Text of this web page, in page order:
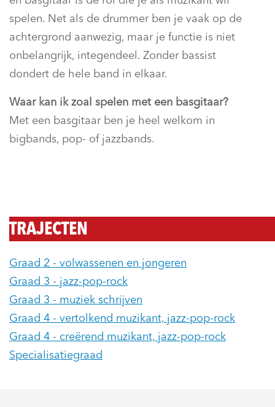
spelen. Net als de drummer ben je vaak op de
achtergrond aanwezig, maar je functie is niet
onbelangrijk, integendeel. Zonder bassist
dondert de hele band in elkaar.
Waar kan ik zoal spelen met een basgitaar?
Met een basgitaar ben je heel welkom in
bigbands, pop- of jazzbands.
TRAJECTEN
Graad 2 - volwassenen en jongeren
Graad 3 - jazz-pop-rock
Graad 3 - muziek schrijven
Graad 4 - vertolkend muzikant, jazz-pop-rock
Graad 4 - creërend muzikant, jazz-pop-rock
Specialisatiegraad